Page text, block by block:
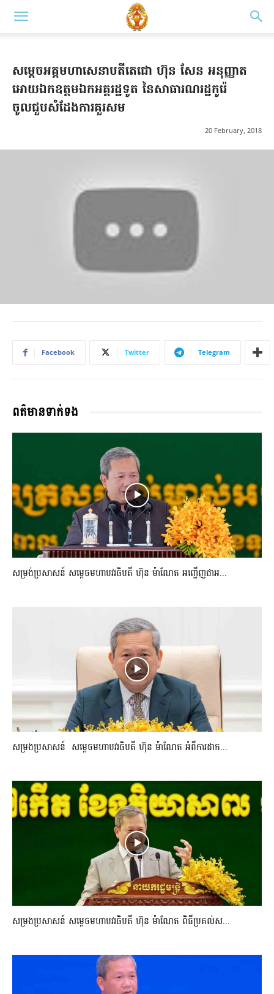
សម្តេចអគ្គមហាសេនាបតីតេជោ ហ៊ុន សែន អនុញ្ញាត
អោយឯកឧត្តមឯកអគ្គរដ្ឋទូត នៃសាធារណរដ្ឋកូរ៉េ
ចូលជួបសំដែងការគួរសម
20 February, 2018
Facebook Twitter Telegram
ពត៌មានទាក់ទង
សម្រង់ប្រសាសន៍ សម្ដេចមហាបវរធិបតី ហ៊ុន ម៉ាណែត អញ្ជើញជាអ...
សម្រងប្រសាសន៍ សម្ដេចមហាបវរធិបតី ហ៊ុន ម៉ាណែត អំពីការដាក...
សម្រងប្រសាសន៍ សម្ដេចមហាបវរធិបតី ហ៊ុន ម៉ាណែត ពិធីប្រគល់ស...